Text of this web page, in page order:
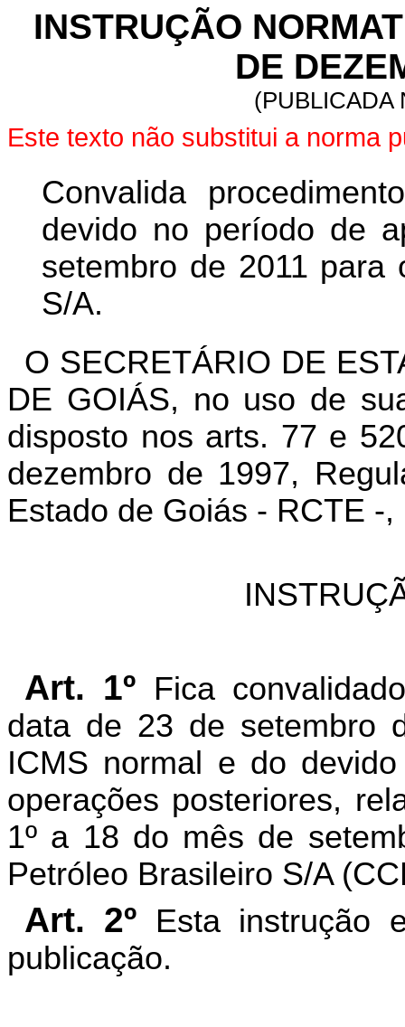
INSTRUÇÃO
DE
(PUBLICADA
Este texto não substitui a norma
Convalida
devido no período de
setembro de 2011 para
S/A.
O SECRETÁRIO DE
DE GOIÁS, no uso de
disposto nos arts. 77 e
dezembro de 1997,
Estado de Goiás - RCTE -
Art. 1º Fica
data de 23 de setembro
ICMS normal e do
operações posteriores,
1º a 18 do mês de
Petróleo Brasileiro S/A
Art. 2º Esta instrução
publicação.